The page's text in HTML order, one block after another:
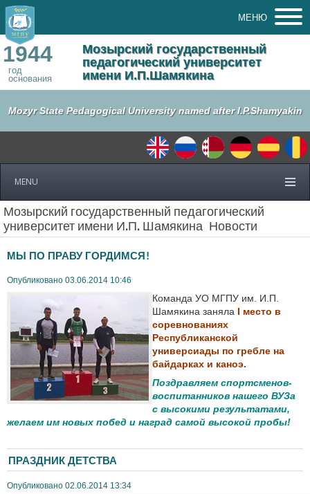
МЕНЮ
1944
год
основания
Мозырский государственный
педагогический университет
имени И.П.Шамякина
Mozyr State Pedagogical University named after I.P.Shamyakin
MENU
Мозырский государственный педагогический
университет имени И.П. Шамякина Новости
МЫ ПО ПРАВУ ГОРДИМСЯ!
Опубликовано 03.06.2014 10:46
Команда УО МГПУ им. И.П.
Шамякина заняла I место в
соревнованиях
Республиканской
универсиады по гребле на
байдарках и каноэ.
Поздравляем спортсменов-
воспитанников нашего ВУЗа
с высокими результатами,
желаем им новых побед и наград самой высокой пробы!
ПРАЗДНИК ДЕТСТВА
Опубликовано 02.06.2014 13:34